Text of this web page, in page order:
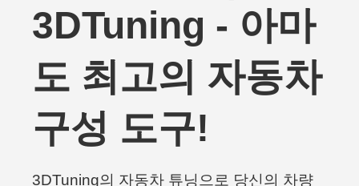
3DTuning - 아마
도 최고의 자동차
구성 도구!
3DTuning의 자동차 튜닝으로 당신의 차량